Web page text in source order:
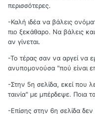
περισσότερες.
-Καλή ιδέα να βάλεις
πιο ξεκάθαρο. Να βάλεις
αν γίνεται.
-Το τέρας σαν να αργεί να
ανυπομονούσα "πού είναι
-Στην 5η σελίδα, εκεί που
ταινία" με μπέρδεψε. Ποια
-Επίσης στην 6η σελίδα δεν